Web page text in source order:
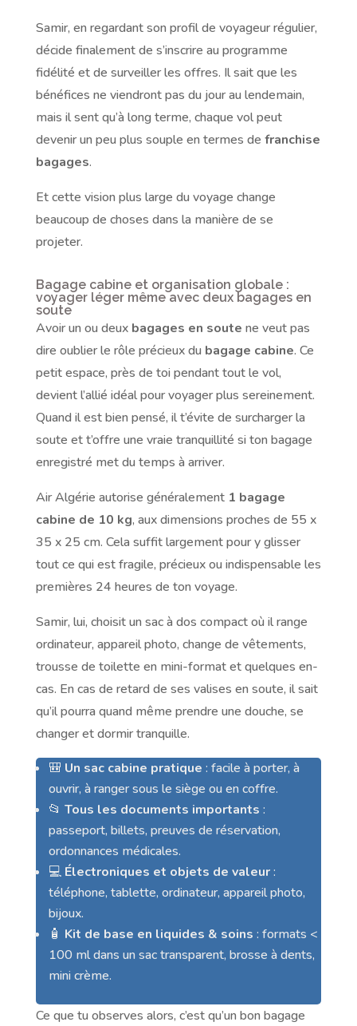
Samir, en regardant son profil de voyageur régulier,
décide finalement de s’inscrire au programme
fidélité et de surveiller les offres. Il sait que les
bénéfices ne viendront pas du jour au lendemain,
mais il sent qu’à long terme, chaque vol peut
devenir un peu plus souple en termes de franchise
bagages.
Et cette vision plus large du voyage change
beaucoup de choses dans la manière de se
projeter.
Bagage cabine et organisation globale :
voyager léger même avec deux bagages en
soute
Avoir un ou deux bagages en soute ne veut pas
dire oublier le rôle précieux du bagage cabine. Ce
petit espace, près de toi pendant tout le vol,
devient l’allié idéal pour voyager plus sereinement.
Quand il est bien pensé, il t’évite de surcharger la
soute et t’offre une vraie tranquillité si ton bagage
enregistré met du temps à arriver.
Air Algérie autorise généralement 1 bagage
cabine de 10 kg, aux dimensions proches de 55 x
35 x 25 cm. Cela suffit largement pour y glisser
tout ce qui est fragile, précieux ou indispensable les
premières 24 heures de ton voyage.
Samir, lui, choisit un sac à dos compact où il range
ordinateur, appareil photo, change de vêtements,
trousse de toilette en mini-format et quelques en-
cas. En cas de retard de ses valises en soute, il sait
qu’il pourra quand même prendre une douche, se
changer et dormir tranquille.
🎒 Un sac cabine pratique : facile à porter, à
ouvrir, à ranger sous le siège ou en coffre.
📂 Tous les documents importants :
passeport, billets, preuves de réservation,
ordonnances médicales.
💻 Électroniques et objets de valeur:
téléphone, tablette, ordinateur, appareil photo,
bijoux.
🧴 Kit de base en liquides & soins : formats <
100 ml dans un sac transparent, brosse à dents,
mini crème.
Ce que tu observes alors, c’est qu’un bon bagage